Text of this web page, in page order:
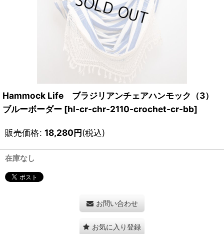
Hammock Life ブラジリアンチェアハンモック（3）
ブルーボーダー [hl-cr-chr-2110-crochet-cr-bb]
販売価格: 18,280円(税込)
在庫なし
お問い合わせ
お気に入り登録